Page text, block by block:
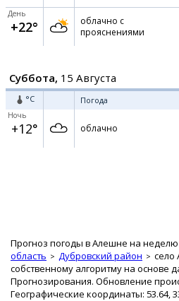
День
+22°
облачно с
прояснениями
Суббота, 15 Августа
°C Погода
Ночь
+12° облачно
Прогноз погоды в Алешне на
область
Дубровский район село
собственному алгоритму на основе
Прогнозирования. Обновление
Географические координаты: 53.64,